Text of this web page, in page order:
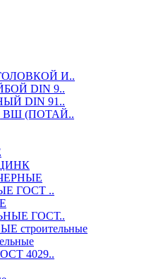
И..
DIN 9..
DIN 91..
(ПОТАЙ..
ГОСТ ..
ГОСТ..
строительные
4029..